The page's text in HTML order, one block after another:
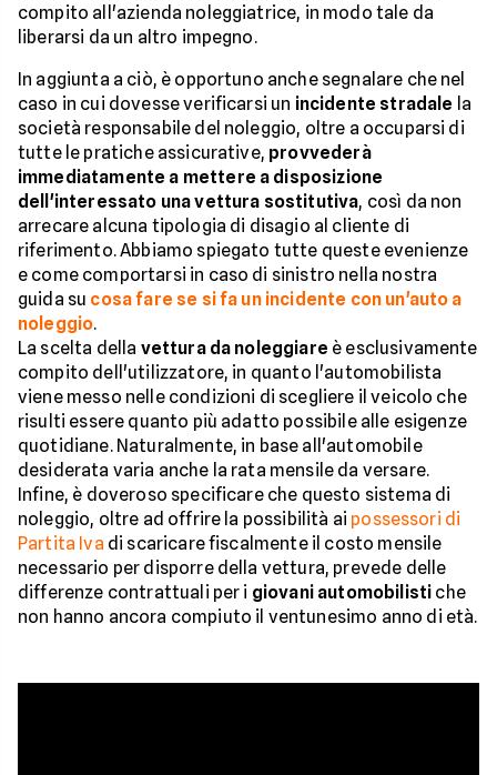
compito all'azienda noleggiatrice, in modo tale da
liberarsi da un altro impegno.
In aggiunta a ciò, è opportuno anche segnalare che nel
caso in cui dovesse verificarsi un incidente stradale la
società responsabile del noleggio, oltre a occuparsi di
tutte le pratiche assicurative, provvederà
immediatamente a mettere a disposizione
dell'interessato una vettura sostitutiva, così da non
arrecare alcuna tipologia di disagio al cliente di
riferimento. Abbiamo spiegato tutte queste evenienze
e come comportarsi in caso di sinistro nella nostra
guida su cosa fare se si fa un incidente con un'auto a
noleggio.
La scelta della vettura da noleggiare è esclusivamente
compito dell'utilizzatore, in quanto l'automobilista
viene messo nelle condizioni di scegliere il veicolo che
risulti essere quanto più adatto possibile alle esigenze
quotidiane. Naturalmente, in base all'automobile
desiderata varia anche la rata mensile da versare.
Infine, è doveroso specificare che questo sistema di
noleggio, oltre ad offrire la possibilità ai possessori di
Partita Iva di scaricare fiscalmente il costo mensile
necessario per disporre della vettura, prevede delle
differenze contrattuali per i giovani automobilisti che
non hanno ancora compiuto il ventunesimo anno di età.